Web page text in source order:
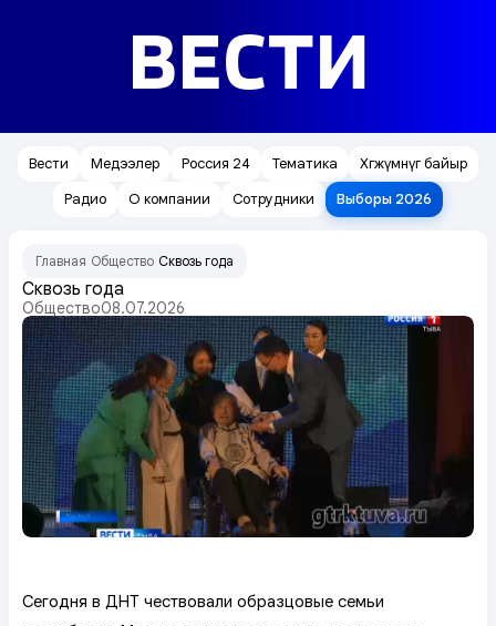
ВЕСТИ
Вести Медээлер Россия 24 Тематика
Хөгжүмнүг байыр
Радио
О компании Сотрудники Выборы 2026
Главная Общество Сквозь года
Сквозь года
Общество08.07.2026
Сегодня в ДНТ чествовали образцовые семьи